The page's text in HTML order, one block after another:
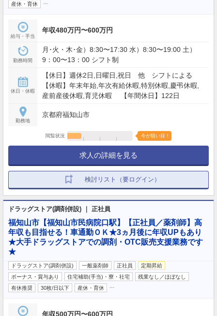
産休・育休
給与・手当
年収480万円〜600万円
勤務時間
月･火・木･金）8:30〜17:30 水）8:30〜19:00 土）
9：00〜13：00 シフト制
休日・休暇
【休日】週休2日,日曜日,祝日 他 シフトによる
【休暇】年末年始,年次有給休暇,特別休暇,慶弔休暇,
産前産後休暇,育児休暇 【年間休日】122日
勤務地
京都府福知山市
閲覧状況 今が狙い目！
求人の詳細を見る
検討リスト（要ログイン）
ドラッグストア(調剤併設) ｜ 正社員
福知山市【福知山市民病院口駅】【正社員／薬剤師】高
年収も目指せる！車通勤ＯＫ★3ヵ月後に年収UPもあり
★大手ドラッグストアでの調剤・OTC販売支援業務です
★
ドラッグストア(調剤併設) 一般薬剤師 正社員
定期昇給
ボーナス・賞与あり
住宅補助(手当)・寮・社宅
残業なし／ほぼなし
有休推奨
30枚/日以下 産休・育休
年収500万円〜600万円